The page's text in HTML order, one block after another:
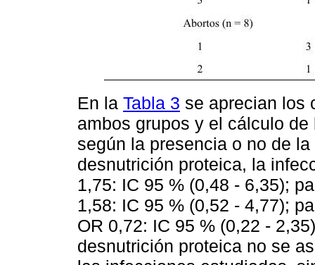
En la Tabla 3 se aprecian los
ambos grupos y el cálculo
según la presencia o no de
desnutrición proteica, la
1,75: IC 95 % (0,48 - 6,35);
1,58: IC 95 % (0,52 - 4,77);
OR 0,72: IC 95 % (0,22 -
desnutrición proteica no se